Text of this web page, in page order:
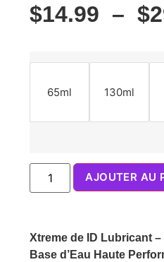
$14.99 – $
65ml 130ml
AJOUTER AU
Xtreme de ID Lubricant
Base d’Eau Haute